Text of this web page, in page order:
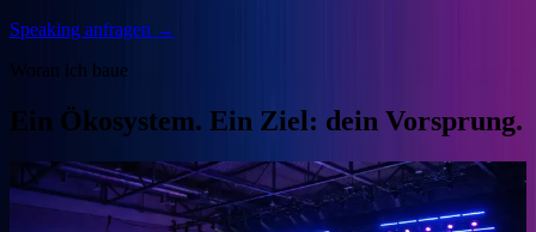
Speaking anfragen →
Woran ich baue
Ein Ökosystem. Ein Ziel: dein Vorsprung.
Veranstalter
OGcon